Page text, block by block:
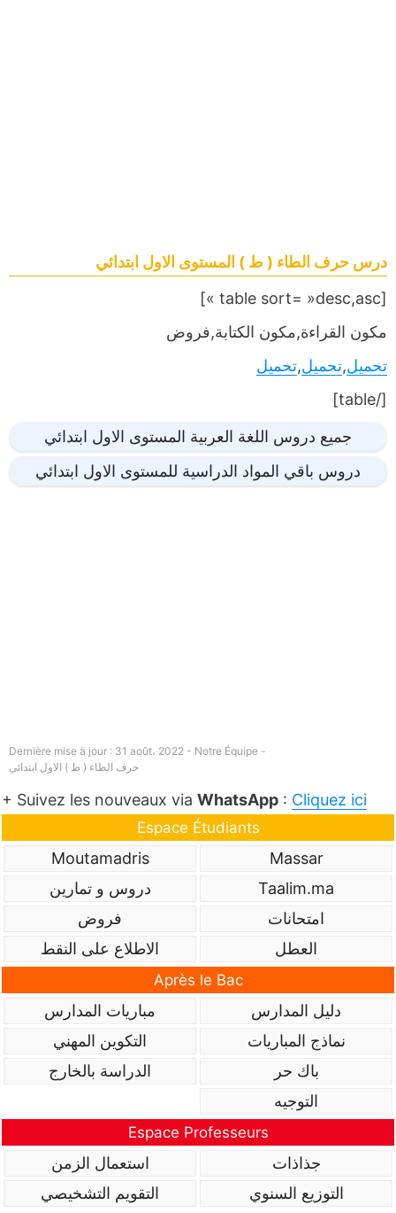
درس حرف الطاء ( ط ) المستوى الاول ابتدائي
[table sort= »desc,asc »]
مكون القراءة,مكون الكتابة,فروض
تحميل,تحميل,تحميل
[/table]
جميع دروس اللغة العربية المستوى الاول ابتدائي
دروس باقي المواد الدراسية للمستوى الاول ابتدائي
Dernière mise à jour : 31 août، 2022 - Notre Équipe -
حرف الطاء ( ط ) الاول ابتدائي
+ Suivez les nouveaux via WhatsApp : Cliquez ici
Espace Étudiants
Massar
Moutamadris
Taalim.ma
دروس و تمارين
امتحانات
فروض
العطل
الاطلاع على النقط
Après le Bac
دليل المدارس
مباريات المدارس
نماذج المباريات
التكوين المهني
باك حر
الدراسة بالخارج
التوجيه
Espace Professeurs
جذاذات
استعمال الزمن
التوزيع السنوي
التقويم التشخيصي